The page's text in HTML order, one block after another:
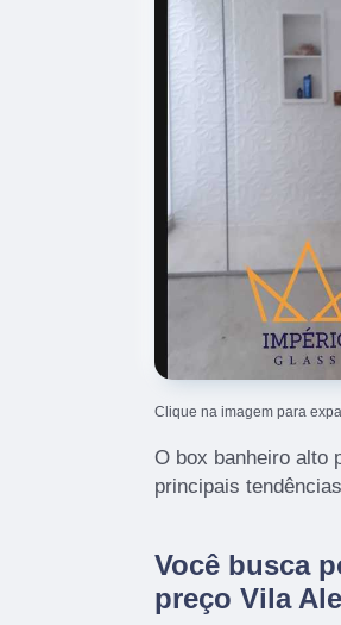
Clique na imagem para
O box banheiro alto
principais
Você busca
preço Vila